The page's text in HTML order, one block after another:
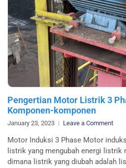
Pengertian Motor Listrik 3
Komponen-komponen
January 23, 2023 Leave a Commenton
3
Motor Induksi 3 Phase Motor
listrik yang mengubah energi listrik
dimana listrik yang diubah adalah